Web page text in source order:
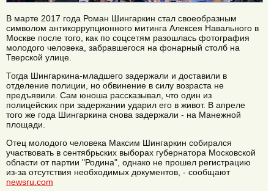
В марте 2017 года Роман Шингаркин стал своеобразным
символом антикоррупционного митинга Алексея Навального в
Москве после того, как по соцсетям разошлась фотография
молодого человека, забравшегося на фонарный столб на
Тверской улице.
Тогда Шингаркина-младшего задержали и доставили в
отделение полиции, но обвинение в силу возраста не
предъявили. Сам юноша рассказывал, что один из
полицейских при задержании ударил его в живот. В апреле
того же года Шингаркина снова задержали - на Манежной
площади.
Отец молодого человека Максим Шингаркин собирался
участвовать в сентябрьских выборах губернатора Московской
области от партии "Родина", однако не прошел регистрацию
из-за отсутствия необходимых документов, - сообщают
newsru.com